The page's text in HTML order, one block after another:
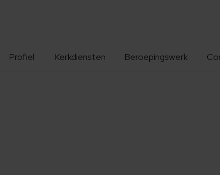
Profiel Kerkdiensten Beroepingswerk